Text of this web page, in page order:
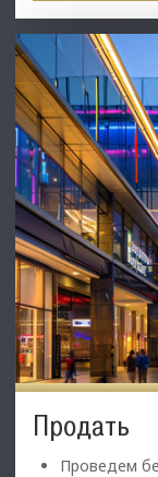
Продать
Проведем